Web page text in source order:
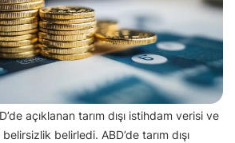
açıklanan tarım dışı istihdam verisi ve
belirledi. ABD’de tarım dışı